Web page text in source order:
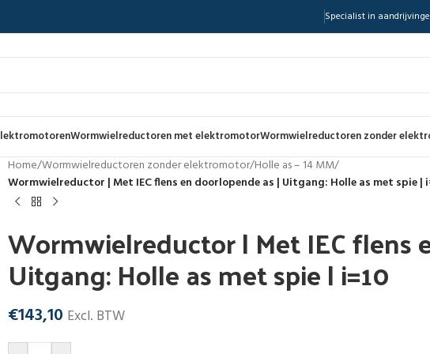
Specialist in
Wormwielreductoren met elektromotorWormwielreductoren zonder
Home/Wormwielreductoren zonder elektromotor/Holle as – 14 MM/
Wormwielreductor | Met IEC flens en doorlopende as | Uitgang: Holle as met spie |
Wormwielreductor | Met IEC flens
Uitgang: Holle as met spie | i=10
€143,10 Excl. BTW